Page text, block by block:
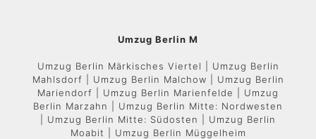
Umzug Berlin M
Umzug Berlin Märkisches Viertel | Umzug Berlin
Mahlsdorf | Umzug Berlin Malchow | Umzug Berlin
Mariendorf | Umzug Berlin Marienfelde | Umzug
Berlin Marzahn | Umzug Berlin Mitte: Nordwesten
| Umzug Berlin Mitte: Südosten | Umzug Berlin
Moabit | Umzug Berlin Müggelheim